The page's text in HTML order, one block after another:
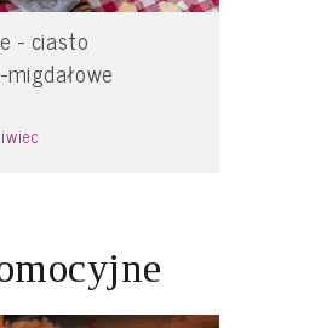
- ciasto